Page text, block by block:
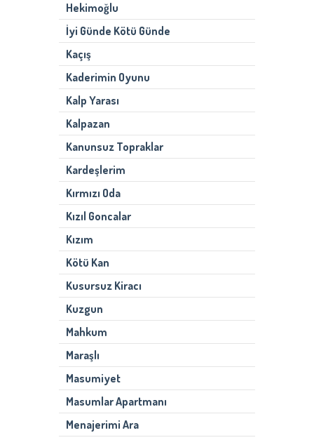
Hekimoğlu
İyi Günde Kötü Günde
Kaçış
Kaderimin Oyunu
Kalp Yarası
Kalpazan
Kanunsuz Topraklar
Kardeşlerim
Kırmızı Oda
Kızıl Goncalar
Kızım
Kötü Kan
Kusursuz Kiracı
Kuzgun
Mahkum
Maraşlı
Masumiyet
Masumlar Apartmanı
Menajerimi Ara